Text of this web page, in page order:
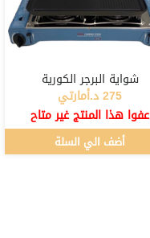
شواية البرجر الكورية
275 د.أمارتي
عفوا هذا المنتج غير متاح
أضف الي السلة